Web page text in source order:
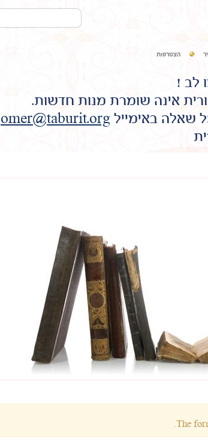
הצטרפות
לב !
אינה שומרת מנות חדשות.
שאלה באימייל omer@taburit.org
The